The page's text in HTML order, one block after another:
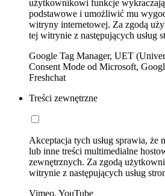
użytkownikowi funkcje
podstawowe i umożliwić mu
witryny internetowej. Za zgodą
tej witrynie z następujących usług
Google Tag Manager, UET
Consent Mode od Microsoft,
Freshchat
Treści zewnętrzne
Akceptacja tych usług sprawia,
lub inne treści multimedialne
zewnętrznych. Za zgodą
witrynie z następujących usług
Vimeo, YouTube